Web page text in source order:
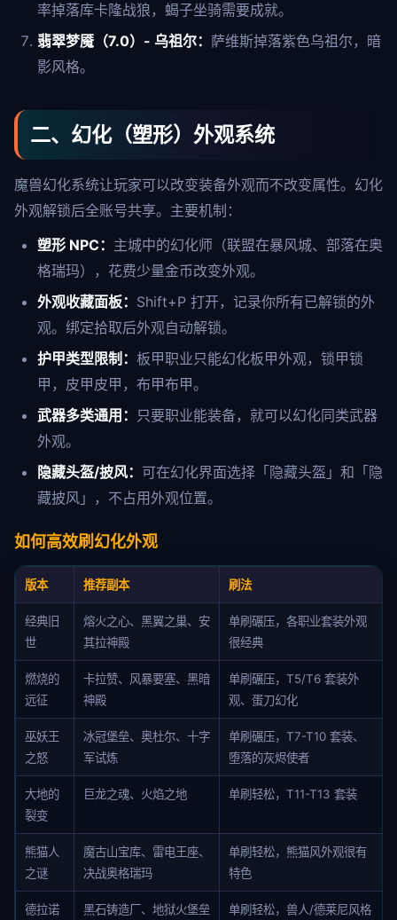
率掉落库卡隆战狼，蝎子坐骑需要成就。
翡翠梦魇（7.0）- 乌祖尔： 萨维斯掉落紫色乌祖尔，暗
影风格。
二、幻化（塑形）外观系统
魔兽幻化系统让玩家可以改变装备外观而不改变属性。幻化
外观解锁后全账号共享。主要机制：
塑形 NPC： 主城中的幻化师（联盟在暴风城、部落在奥
格瑞玛），花费少量金币改变外观。
外观收藏面板： Shift+P 打开，记录你所有已解锁的外
观。绑定拾取后外观自动解锁。
护甲类型限制： 板甲职业只能幻化板甲外观，锁甲锁
甲，皮甲皮甲，布甲布甲。
武器多类通用： 只要职业能装备，就可以幻化同类武器
外观。
隐藏头盔/披风： 可在幻化界面选择「隐藏头盔」和「隐
藏披风」，不占用外观位置。
如何高效刷幻化外观
版本 推荐副本 刷法
经典旧
世
熔火之心、黑翼之巢、安
其拉神殿
单刷碾压，各职业套装外观
很经典
燃烧的
远征
卡拉赞、风暴要塞、黑暗
神殿
单刷碾压，T5/T6 套装外
观、蛋刀幻化
巫妖王
之怒
冰冠堡垒、奥杜尔、十字
军试炼
单刷碾压，T7-T10 套装、
堕落的灰烬使者
大地的
裂变
巨龙之魂、火焰之地 单刷轻松，T11-T13 套装
熊猫人
之谜
魔古山宝库、雷电王座、
决战奥格瑞玛
单刷轻松，熊猫风外观很有
特色
德拉诺 黑石铸造厂、地狱火堡垒 单刷轻松，兽人/德莱尼风格